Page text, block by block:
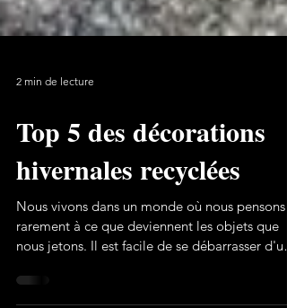
Top 5 des décorations
hivernales recyclées
Nous vivons dans un monde où nous pensons
rarement à ce que deviennent les objets que
nous jetons. Il est facile de se débarrasser d'un